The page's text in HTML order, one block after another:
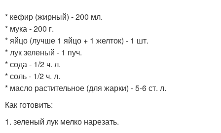
* кефир (жирный) - 200 мл.
* мука - 200 г.
* яйцо (лучше 1 яйцо + 1 желток) - 1 шт.
* лук зеленый - 1 пуч.
* сода - 1/2 ч. л.
* соль - 1/2 ч. л.
* масло растительное (для жарки) - 5-6 ст. л.
Как готовить:
1. зеленый лук мелко нарезать.